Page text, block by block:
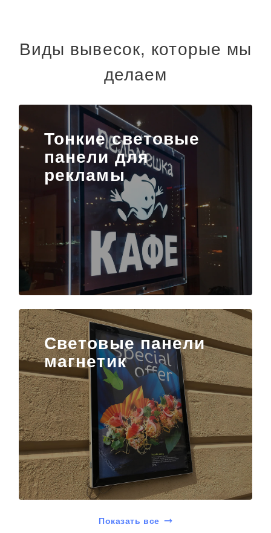
Виды вывесок, которые мы
делаем
Тонкие световые
панели для
рекламы
Световые панели
магнетик
Показать все